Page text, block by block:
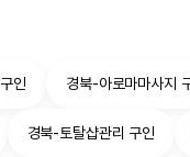
인 경북-아로마마사지
경북-토탈샵관리 구인